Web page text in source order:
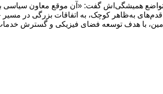
همیشگی‌اش گفت: «آن موقع معاون سیاسی
به‌ظاهر کوچک، به اتفاقات بزرگی در مسیر
زمین، با هدف توسعه فضای فیزیکی و گسترش